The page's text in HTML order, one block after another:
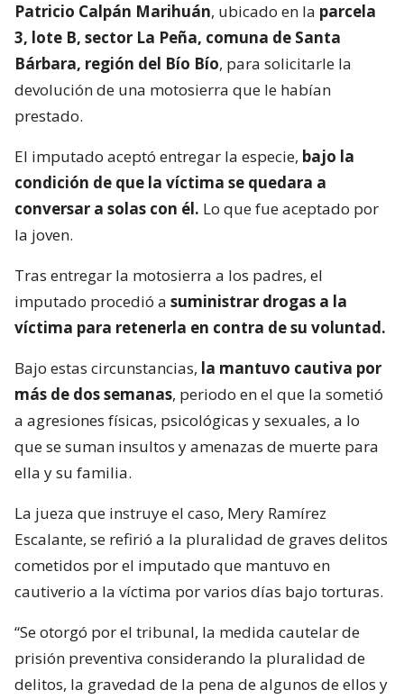
Patricio Calpán Marihuán, ubicado en la parcela
3, lote B, sector La Peña, comuna de Santa
Bárbara, región del Bío Bío, para solicitarle la
devolución de una motosierra que le habían
prestado.
El imputado aceptó entregar la especie, bajo la
condición de que la víctima se quedara a
conversar a solas con él. Lo que fue aceptado por
la joven.
Tras entregar la motosierra a los padres, el
imputado procedió a suministrar drogas a la
víctima para retenerla en contra de su voluntad.
Bajo estas circunstancias, la mantuvo cautiva por
más de dos semanas, periodo en el que la sometió
a agresiones físicas, psicológicas y sexuales, a lo
que se suman insultos y amenazas de muerte para
ella y su familia.
La jueza que instruye el caso, Mery Ramírez
Escalante, se refirió a la pluralidad de graves delitos
cometidos por el imputado que mantuvo en
cautiverio a la víctima por varios días bajo torturas.
“Se otorgó por el tribunal, la medida cautelar de
prisión preventiva considerando la pluralidad de
delitos, la gravedad de la pena de algunos de ellos y